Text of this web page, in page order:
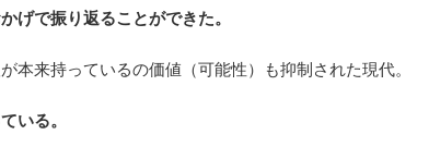
げで振り返ることができた。
本来持っているの価値（可能性）も抑制された現代。
いる。